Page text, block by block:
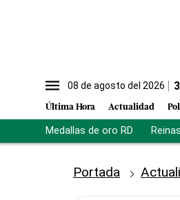
08 de agosto del 2026
Última Hora Actualidad
Medallas de oro RD
Portada